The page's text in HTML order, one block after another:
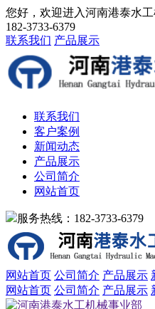
您好，欢迎进入河南港泰水
182-3733-6379
联系我们 产品展示
联系我们
客户案例
新闻动态
产品展示
公司简介
网站首页
服务热线：182-3733-6379
网站首页 公司简介 产品展示
网站首页 公司简介 产品展示